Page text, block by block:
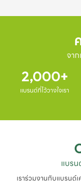
จา
2,000
แบรนด์ที่ไว้วางใจเรา
แบร
เราร่วมงานกับแบรนด์